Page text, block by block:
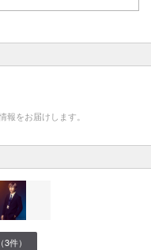
をお届けします。
件）